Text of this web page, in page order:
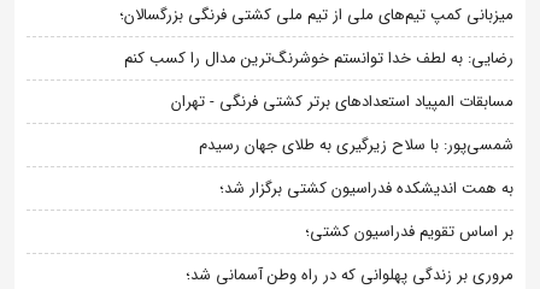
میزبانی کمپ تیم‌های ملی از تیم ملی کشتی فرنگی بزرگسالان؛
رضایی: به لطف خدا توانستم خوشرنگ‌ترین مدال را کسب کنم
مسابقات المپیاد استعدادهای برتر کشتی فرنگی - تهران
شمسی‌پور: با سلاح زیرگیری به طلای جهان رسیدم
به همت اندیشکده فدراسیون کشتی برگزار شد؛
بر اساس تقویم فدراسیون کشتی؛
مروری بر زندگی پهلوانی که در راه وطن آسمانی شد؛